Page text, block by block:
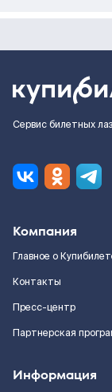
Сервис билетных
Компания
Главное о
Контакты
Пресс-центр
Партнерская
Информация